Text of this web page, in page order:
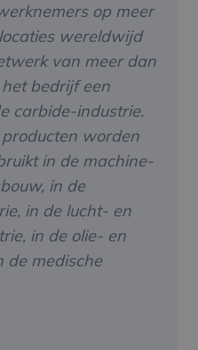
op meer
wereldwijd
van meer dan
bedrijf een
carbide-industrie.
worden
in de machine-
in de
in de lucht- en
in de olie- en
de medische